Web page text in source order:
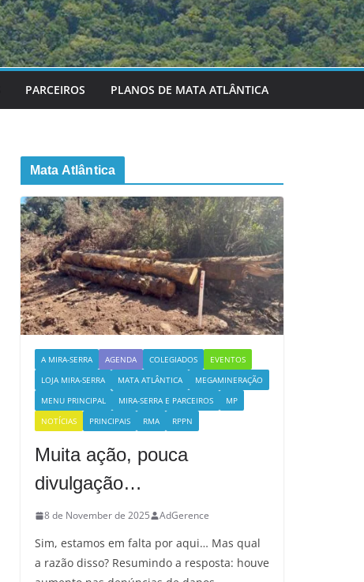
PARCEIROS PLANOS DE MATA ATLÂNTICA
Mata Atlântica
A MIRA-SERRA AGENDA COLEGIADOS
EVENTOS
LOJA MIRA-SERRA
MATA ATLÂNTICA
MEGAMINERAÇÃO
MENU PRINCIPAL
MIRA-SERRA E PARCEIROS
MP
NOTÍCIAS
PRINCIPAIS RMA RPPN
Muita ação, pouca
divulgação…
8 de November de 2025 AdGerence
Sim, estamos em falta por aqui… Mas qual
a razão disso? Resumindo a resposta: houve